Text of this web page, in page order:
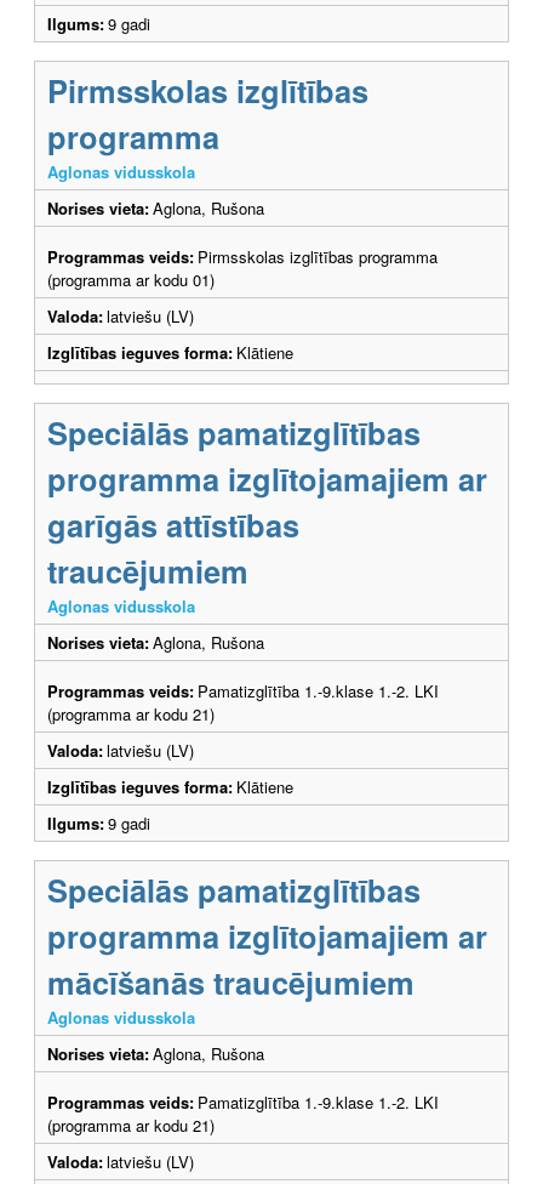
Ilgums:9 gadi
Pirmsskolas izglītības
programma
Aglonas vidusskola
Norises vieta:Aglona, Rušona
Programmas veids: Pirmsskolas izglītības programma
(programma ar kodu 01)
Valoda:latviešu (LV)
Izglītības ieguves forma: Klātiene
Speciālās pamatizglītības
programma izglītojamajiem ar
garīgās attīstības
traucējumiem
Aglonas vidusskola
Norises vieta:Aglona, Rušona
Programmas veids: Pamatizglītība 1.-9.klase 1.-2. LKI
(programma ar kodu 21)
Valoda:latviešu (LV)
Izglītības ieguves forma: Klātiene
Ilgums:9 gadi
Speciālās pamatizglītības
programma izglītojamajiem ar
mācīšanās traucējumiem
Aglonas vidusskola
Norises vieta:Aglona, Rušona
Programmas veids: Pamatizglītība 1.-9.klase 1.-2. LKI
(programma ar kodu 21)
Valoda:latviešu (LV)